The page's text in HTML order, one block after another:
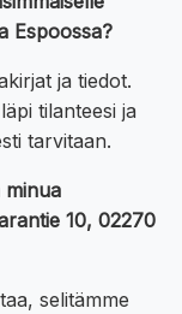
Espoossa?
ja tiedot.
tilanteesi ja
tarvitaan.
minua
10, 02270
selitämme